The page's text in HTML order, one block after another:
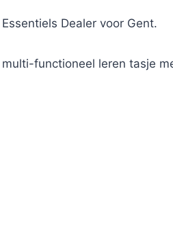
Dealer voor Gent.
functioneel leren tasje